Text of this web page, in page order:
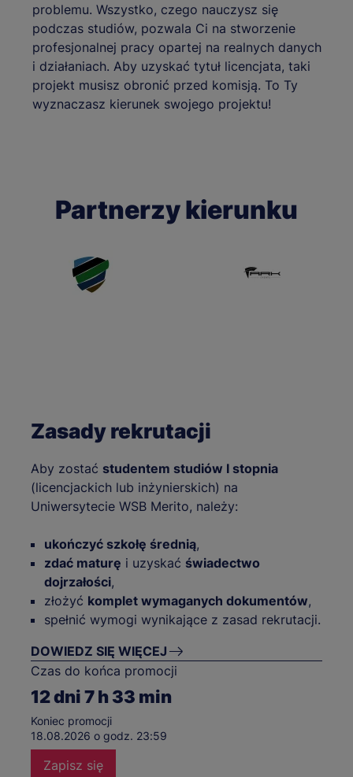
problemu. Wszystko, czego nauczysz się
podczas studiów, pozwala Ci na stworzenie
profesjonalnej pracy opartej na realnych danych
i działaniach. Aby uzyskać tytuł licencjata, taki
projekt musisz obronić przed komisją. To Ty
wyznaczasz kierunek swojego projektu!
Partnerzy kierunku
Zasady rekrutacji
Aby zostać studentem studiów I stopnia
(licencjackich lub inżynierskich) na
Uniwersytecie WSB Merito, należy:
ukończyć szkołę średnią,
zdać maturę i uzyskać świadectwo
dojrzałości,
złożyć komplet wymaganych dokumentów,
spełnić wymogi wynikające z zasad rekrutacji.
DOWIEDZ SIĘ WIĘCEJ
Czas do końca promocji
12dni7h 33 min
Koniec promocji
18.08.2026 o godz. 23:59
Zapisz się